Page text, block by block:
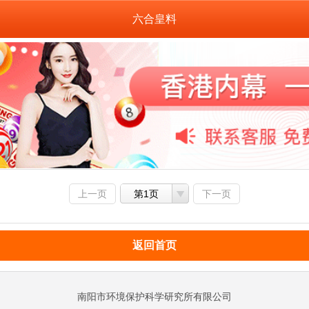
六合皇料
上一页 第1页 下一页
返回首页
南阳市环境保护科学研究所有限公司